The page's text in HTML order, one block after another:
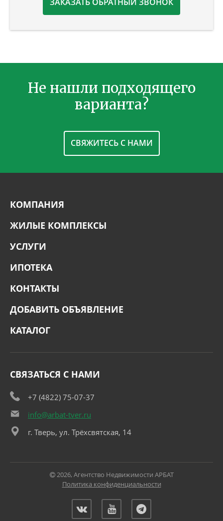
Не нашли подходящего
варианта?
СВЯЖИТЕСЬ С НАМИ
КОМПАНИЯ
ЖИЛЫЕ КОМПЛЕКСЫ
УСЛУГИ
ИПОТЕКА
КОНТАКТЫ
ДОБАВИТЬ ОБЪЯВЛЕНИЕ
КАТАЛОГ
СВЯЗАТЬСЯ С НАМИ
+7 (4822) 75-07-37
info@arbat-tver.ru
г. Тверь, ул. Трёхсвятская, 14
2026, Агентство Недвижимости АРБАТ
Политика конфиденциальности